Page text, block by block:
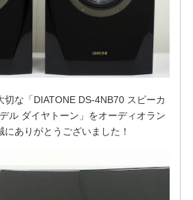
切な「DIATONE DS-4NB70 スピーカ
ル ダイヤトーン」をオーディオラン
にありがとうございました！